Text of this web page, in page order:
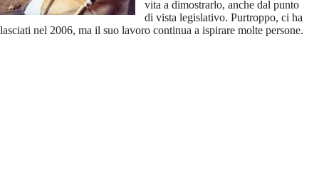
vita a dimostrarlo, anche dal punto
di vista legislativo. Purtroppo, ci ha
lasciati nel 2006, ma il suo lavoro continua a ispirare molte persone.